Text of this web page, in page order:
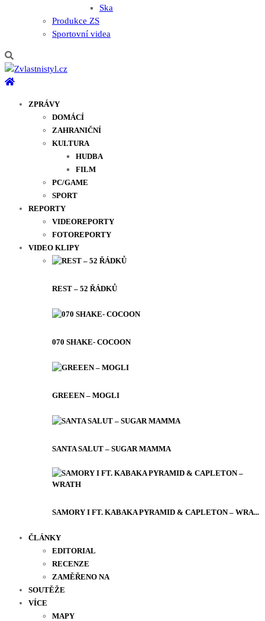
Ska
Produkce ZS
Sportovní videa
ZPRÁVY
DOMÁCÍ
ZAHRANIČNÍ
KULTURA
HUDBA
FILM
PC/GAME
SPORT
REPORTY
VIDEOREPORTY
FOTOREPORTY
VIDEO KLIPY
REST – 52 ŘÁDKŮ
070 SHAKE- COCOON
GREEEN – MOGLI
SANTA SALUT – SUGAR MAMMA
SAMORY I FT. KABAKA PYRAMID & CAPLETON – WRA...
ČLÁNKY
EDITORIAL
RECENZE
ZAMĚŘENO NA
SOUTĚŽE
VÍCE
MAPY